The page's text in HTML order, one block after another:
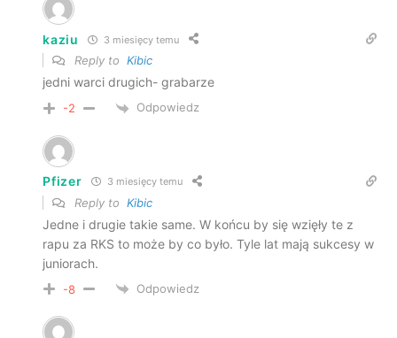
kaziu 3 miesięcy temu
Reply toKibic
jedni warci drugich- grabarze
-2 Odpowiedz
Pfizer 3 miesięcy temu
Reply toKibic
Jedne i drugie takie same. W końcu by się wzięły te z
rapu za RKS to może by co było. Tyle lat mają sukcesy w
juniorach.
-8 Odpowiedz